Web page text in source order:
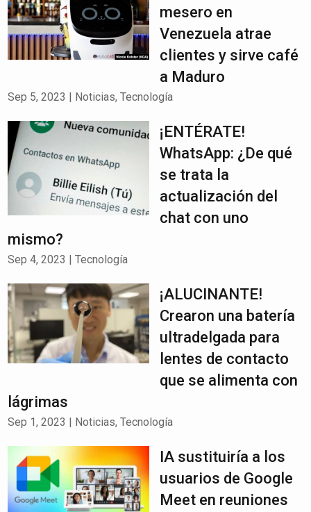
mesero en
Venezuela atrae
clientes y sirve café
a Maduro
Sep 5, 2023 | Noticias,Tecnología
¡ENTÉRATE!
WhatsApp: ¿De qué
se trata la
actualización del
chat con uno
mismo?
Sep 4, 2023 |Tecnología
¡ALUCINANTE!
Crearon una batería
ultradelgada para
lentes de contacto
que se alimenta con
lágrimas
Sep 1, 2023 | Noticias,Tecnología
IA sustituiría a los
usuarios de Google
Meet en reuniones